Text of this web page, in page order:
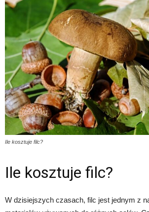
Ile kosztuje filc?
Ile kosztuje filc?
W dzisiejszych czasach, filc jest jednym z